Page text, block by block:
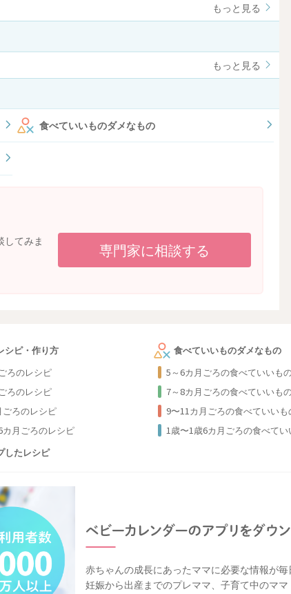
もっと見る
もっと見る
食べていいものダメなもの
してみま
専門家に相談する
シピ・作り方
ろのレシピ
ろのレシピ
ごろのレシピ
カ月ごろのレシピ
したレシピ
食べていいものダメなもの
5～6カ月ごろの食べていいも
7～8カ月ごろの食べていいも
9〜11カ月ごろの食べていいも
1歳〜1歳6カ月ごろの食べてい
赤ちゃんの成長にあったママに必要な情報が毎
妊娠から出産までのプレママ、子育て中のマ